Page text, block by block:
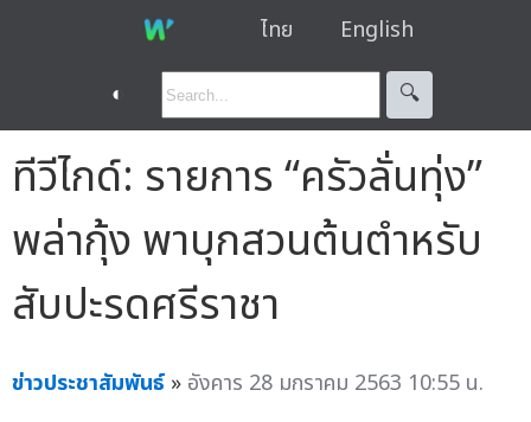
ไทย English
◐ 🔍︎
ทีวีไกด์: รายการ “ครัวลั่นทุ่ง”
พล่ากุ้ง พาบุกสวนต้นตำหรับ
สับปะรดศรีราชา
ข่าวประชาสัมพันธ์ » อังคาร 28 มกราคม 2563 10:55 น.